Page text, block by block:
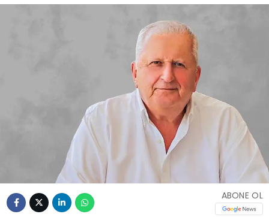
ABONE OL